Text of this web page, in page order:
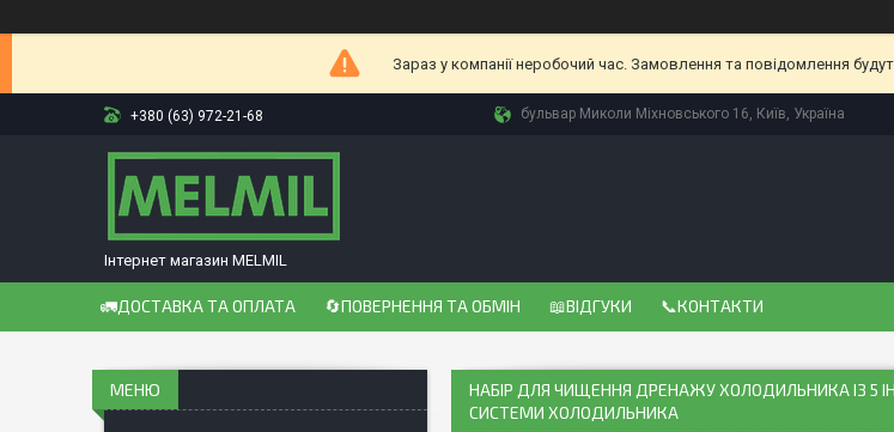
Зараз у компанії неробочий час. Замовлення та повідомлення
+380 (63) 972-21-68 бульвар Миколи Міхновського 16, Київ, Україна
Інтернет магазин MELMIL
🚛ДОСТАВКА ТА ОПЛАТА 🔄ПОВЕРНЕННЯ ТА ОБМІН 📖ВІДГУКИ 📞КОНТАКТИ
НАБІР ДЛЯ ЧИЩЕННЯ ДРЕНАЖУ ХОЛОДИЛЬНИКА ІЗ 5
СИСТЕМИ ХОЛОДИЛЬНИКА